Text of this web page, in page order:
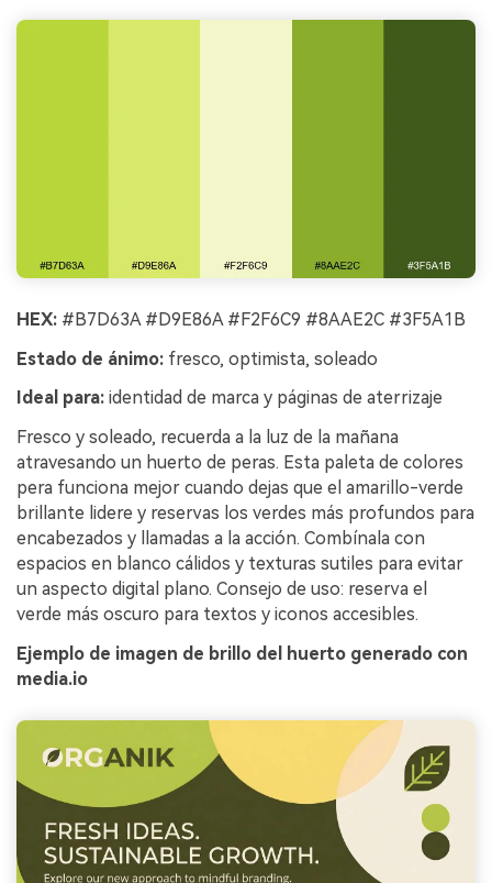
HEX: #B7D63A #D9E86A #F2F6C9 #8AAE2C #3F5A1B
Estado de ánimo: fresco, optimista, soleado
Ideal para: identidad de marca y páginas de aterrizaje
Fresco y soleado, recuerda a la luz de la mañana
atravesando un huerto de peras. Esta paleta de colores
pera funciona mejor cuando dejas que el amarillo-verde
brillante lidere y reservas los verdes más profundos para
encabezados y llamadas a la acción. Combínala con
espacios en blanco cálidos y texturas sutiles para evitar
un aspecto digital plano. Consejo de uso: reserva el
verde más oscuro para textos y iconos accesibles.
Ejemplo de imagen de brillo del huerto generado con
media.io